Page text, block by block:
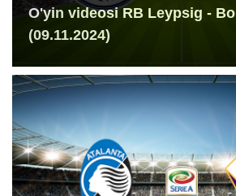
O'yin videosi RB Leypsig -
(09.11.2024)